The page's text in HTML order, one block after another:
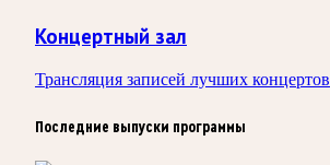
Концертный зал
Трансляция записей лучших концертов
Последние выпуски программы